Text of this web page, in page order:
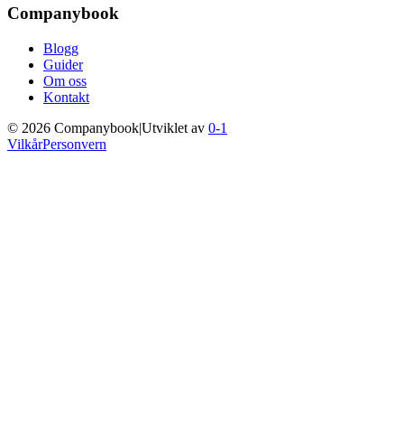
Companybook
Blogg
Guider
Om oss
Kontakt
© 2026 Companybook|Utviklet av 0-1
VilkårPersonvern